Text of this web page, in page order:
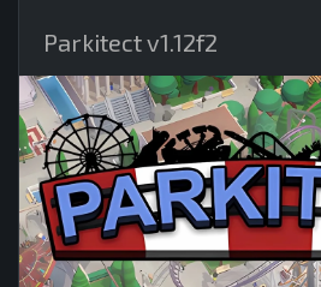
Parkitect v1.12f2